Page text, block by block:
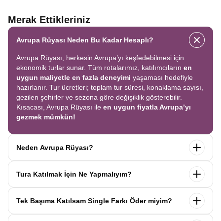
Merak Ettikleriniz
Avrupa Rüyası Neden Bu Kadar Hesaplı?
Avrupa Rüyası, herkesin Avrupa’yı keşfedebilmesi için
ekonomik turlar sunar. Tüm rotalarımız, katılımcıların en
uygun maliyetle en fazla deneyimi yaşaması hedefiyle
hazırlanır. Tur ücretleri; toplam tur süresi, konaklama sayısı,
gezilen şehirler ve sezona göre değişiklik gösterebilir.
Kısacası, Avrupa Rüyası ile en uygun fiyatla Avrupa’yı
gezmek mümkün!
Neden Avrupa Rüyası?
tek seferde birçok
ülkeyikeşfedin! Ekstra tur ücreti yok, tüm geziler fiyata
ile Avrupa’yı en keyifli şekilde yaşayın.
Tura Katılmak İçin Ne Yapmalıyım?
seyahat sözleşmesinionaylayın.İlk taksitiödediğinizde
Tek Başıma Katılsam Single Farkı Öder miyim?